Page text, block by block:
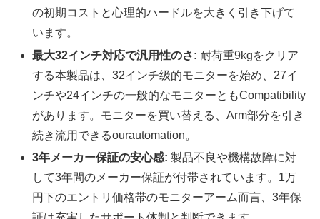
の初期コストと心理的ハードルを大きく引き下げて
います。
最大32インチ対応で汎用性のさ: 耐荷重9kgをクリア
する本製品は、32インチ级的モニターを始め、27イ
ンチや24インチの一般的なモニターともCompatibility
があります。モニターを買い替える、Arm部分を引き
続き流用できるourautomation。
3年メーカー保証の安心感: 製品不良や機構故障に対
して3年間のメーカー保証が付帯されています。1万
円下のエントリ価格帯のモニターアーム而言、3年保